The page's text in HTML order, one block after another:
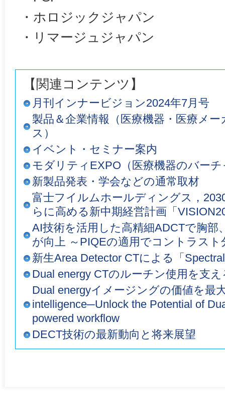
・ホロジックジャパン
・リマージュジャパン
【関連コンテンツ】
月刊インナービジョン2024年7月号
製品＆企業情報（医療機器・医療メ
ス）
イベント・セミナー案内
モダリティEXPO（医療機器のバー
新製品発表・学会などの通常取材
富士フイルムホールディングス，
らに高める新中期経営計画「
AI技術を活用した高精細ADCTで胸部
が向上 ～PIQEの適用でコントラスト
新生Area Detector CTによる「
Dual energy CTのルーチン使用を支
Dual energyイメージングの価値を最
intelligence─Unlock the Potential of
powered workflow
DECT技術の最新動向と将来展望